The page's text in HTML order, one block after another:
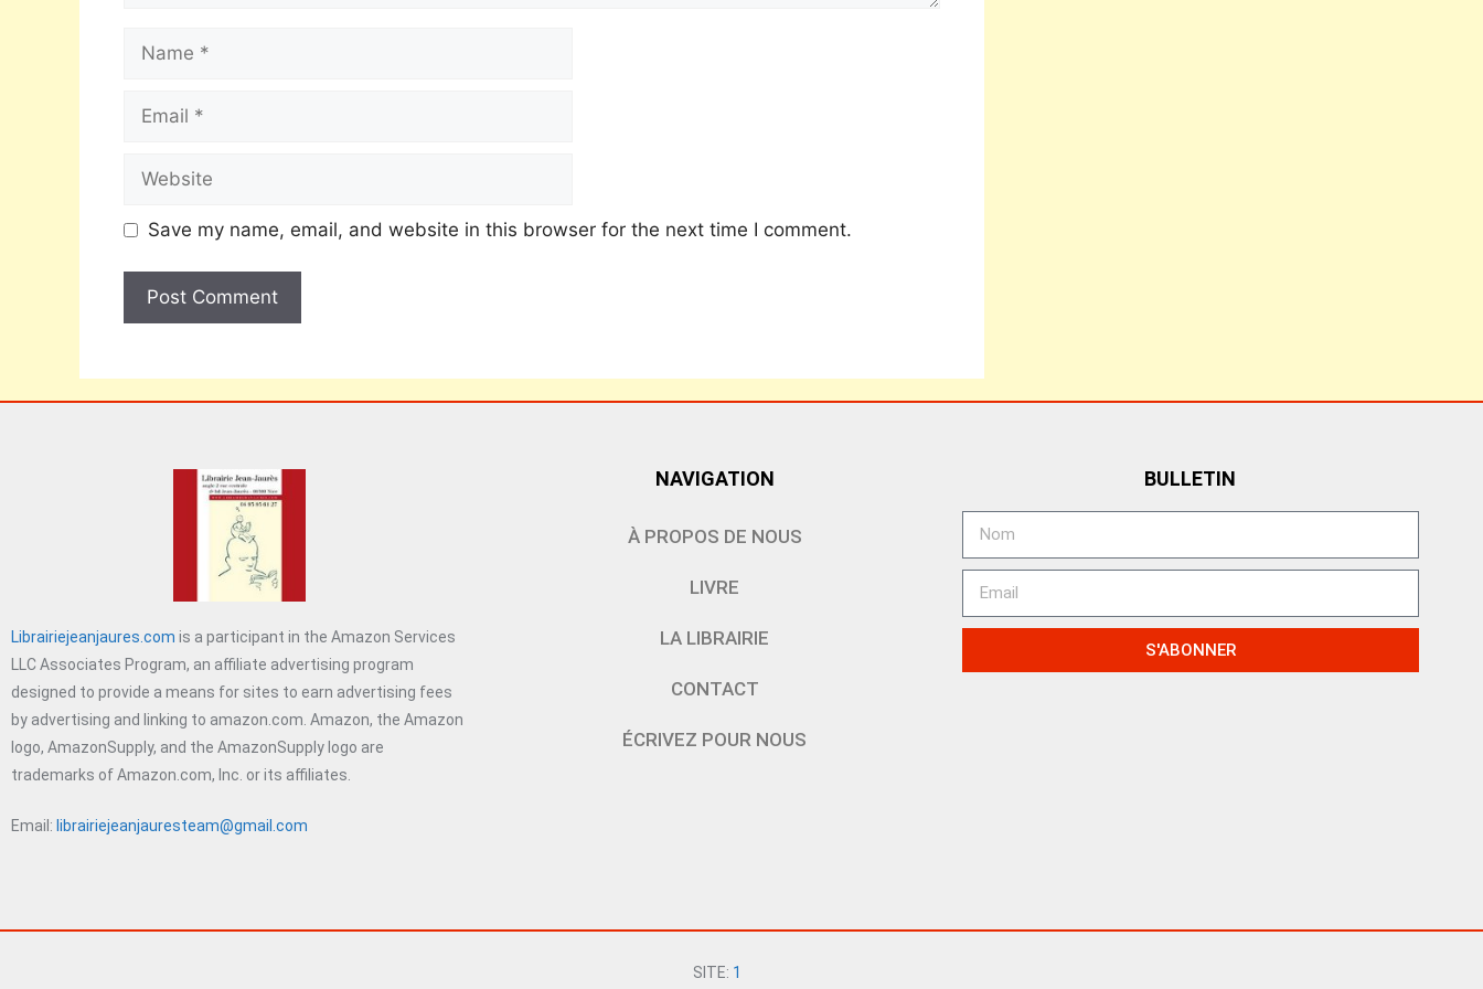
Save my name, email, and website in this browser for the next time I comment.
Librairiejeanjaures.com is a participant in the Amazon Services
LLC Associates Program, an affiliate advertising program
designed to provide a means for sites to earn advertising fees
by advertising and linking to amazon.com. Amazon, the Amazon
logo, AmazonSupply, and the AmazonSupply logo are
trademarks of Amazon.com, Inc. or its affiliates.
Email: librairiejeanjauresteam@gmail.com
NAVIGATION
À PROPOS DE NOUS
LIVRE
LA LIBRAIRIE
CONTACT
ÉCRIVEZ POUR NOUS
BULLETIN
S'ABONNER
SITE: 1